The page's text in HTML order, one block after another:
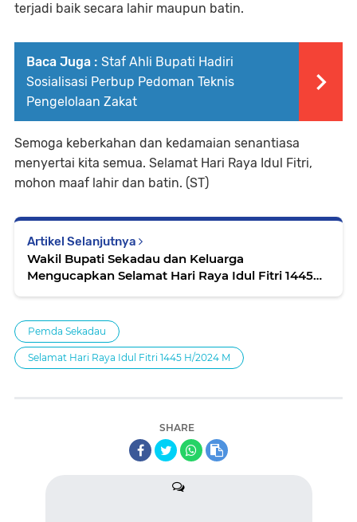
terjadi baik secara lahir maupun batin.
Baca Juga : Staf Ahli Bupati Hadiri
Sosialisasi Perbup Pedoman Teknis
Pengelolaan Zakat
Semoga keberkahan dan kedamaian senantiasa
menyertai kita semua. Selamat Hari Raya Idul Fitri,
mohon maaf lahir dan batin. (ST)
Artikel Selanjutnya
Wakil Bupati Sekadau dan Keluarga
Mengucapkan Selamat Hari Raya Idul Fitri 1445
Pemda Sekadau
Selamat Hari Raya Idul Fitri 1445 H/2024 M
SHARE